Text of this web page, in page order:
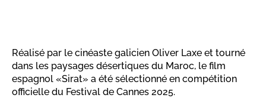
Réalisé par le cinéaste galicien Oliver Laxe et tourné
dans les paysages désertiques du Maroc, le film
espagnol «Sirat» a été sélectionné en compétition
officielle du Festival de Cannes 2025.